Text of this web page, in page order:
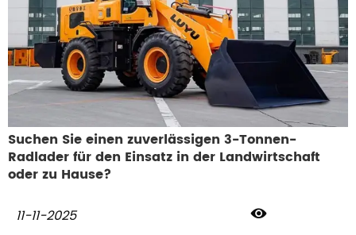
Suchen Sie einen zuverlässigen 3-Tonnen-
Radlader für den Einsatz in der Landwirtschaft
oder zu Hause?
11-11-2025
